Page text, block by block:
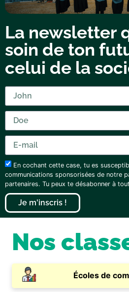
La newsletter
soin de ton
celui de la
En cochant cette case, tu es
communications sponsorisées de notre
partenaires. Tu peux te désabonner à
Je m'inscris !
Nos
Écoles de